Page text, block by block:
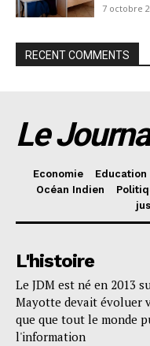
7 octobre
RECENT COMMENTS
Le
Economie Education
Océan Indien
L'histoire
Le JDM est né en 2013
Mayotte devait évoluer
que que tout le monde
l'information